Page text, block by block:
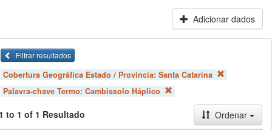
Adicionar dados
Filtrar resultados
Cobertura Geográfica Estado / Província: Santa Catarina
Palavra-chave Termo: Cambissolo Háplico
to 1 of 1 Resultado
Ordenar